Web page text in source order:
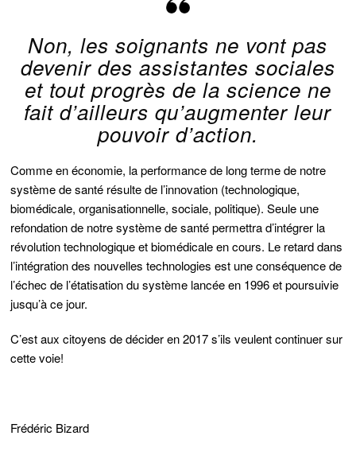
Non, les soignants ne vont pas
devenir des assistantes sociales
et tout progrès de la science ne
fait d’ailleurs qu’augmenter leur
pouvoir d’action.
Comme en économie, la performance de long terme de notre
système de santé résulte de l’innovation (technologique,
biomédicale, organisationnelle, sociale, politique). Seule une
refondation de notre système de santé permettra d’intégrer la
révolution technologique et biomédicale en cours. Le retard dans
l’intégration des nouvelles technologies est une conséquence de
l’échec de l’étatisation du système lancée en 1996 et poursuivie
jusqu’à ce jour.
C’est aux citoyens de décider en 2017 s’ils veulent continuer sur
cette voie!
Frédéric Bizard